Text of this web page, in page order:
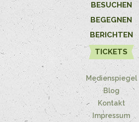
BESUCHEN
BEGEGNEN
BERICHTEN
TICKETS
Medienspiegel
Blog
Kontakt
Impressum